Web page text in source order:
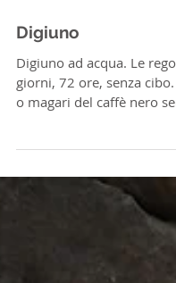
Digiuno
Digiuno ad acqua. Le
o magari del caffè nero